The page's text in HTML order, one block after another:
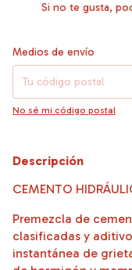
Si no te gusta,
Entregas para el CP:
Medios de envío
No sé mi código postal
Descripción
CEMENTO
Premezcla de
clasificadas y
instantánea de